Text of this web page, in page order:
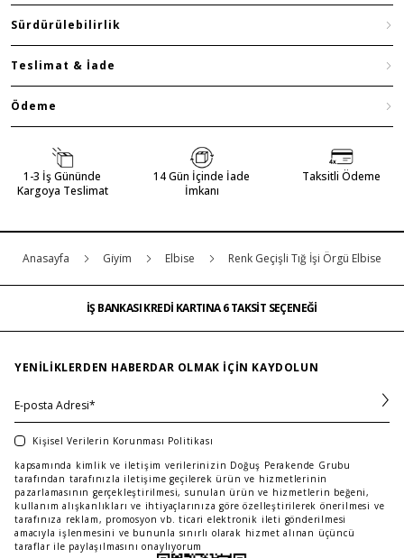
Sürdürülebilirlik
Teslimat & İade
Ödeme
1-3 İş Gününde
Kargoya Teslimat
14 Gün İçinde İade
İmkanı
Taksitli Ödeme
Anasayfa Gi̇yi̇m Elbise Renk Geçişli Tığ İşi Örgü Elbise
İŞ BANKASI KREDİ KARTINA 6 TAKSİT SEÇENEĞİ
İŞ BANKASI KREDİ KARTINA 6 TAKSİT SEÇENEĞİ
…
YENILIKLERDEN HABERDAR OLMAK IÇIN KAYDOLUN
Kişisel Verilerin Korunması Politikası
kapsamında kimlik ve iletişim verilerinizin Doğuş Perakende Grubu
tarafından tarafınızla iletişime geçilerek ürün ve hizmetlerinin
pazarlamasının gerçekleştirilmesi, sunulan ürün ve hizmetlerin beğeni,
kullanım alışkanlıkları ve ihtiyaçlarınıza göre özelleştirilerek önerilmesi ve
tarafınıza reklam, promosyon vb. ticari elektronik ileti gönderilmesi
amacıyla işlenmesini ve bununla sınırlı olarak hizmet alınan üçüncü
taraflar ile paylaşılmasını onaylıyorum